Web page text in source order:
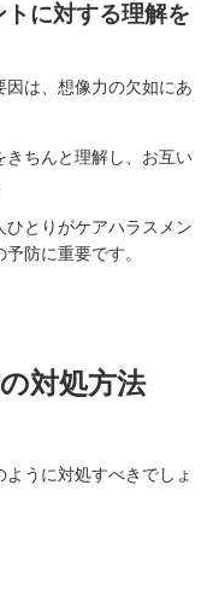
に対する理解を
は、想像力の欠如にあ
きちんと理解し、お互い
とりがケアハラスメン
防に重要です。
対処方法
うに対処すべきでしょ